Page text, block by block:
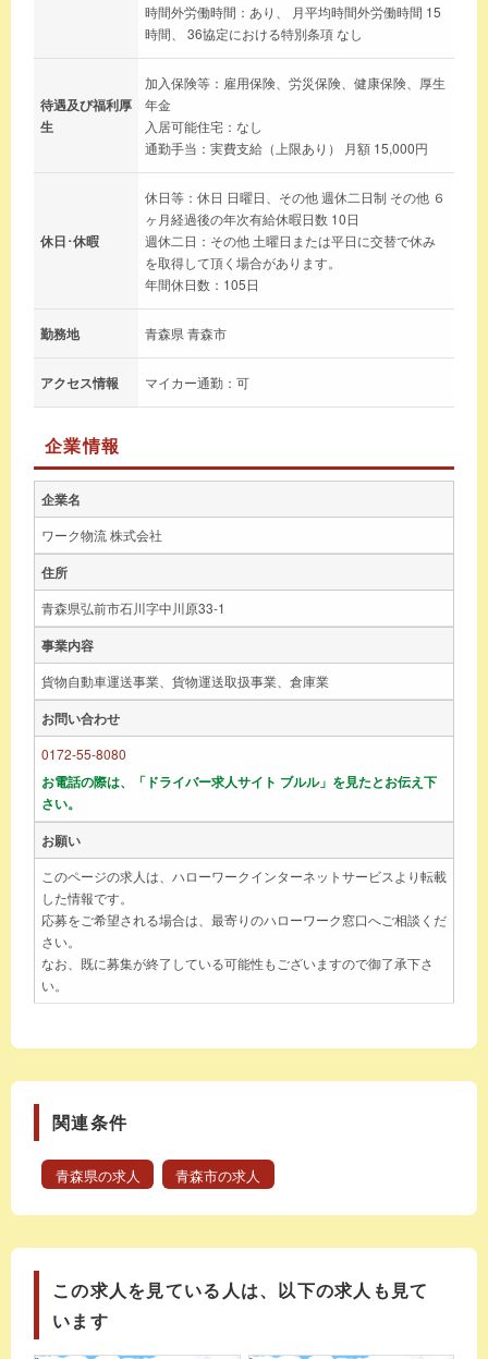
時間外労働時間：あり、 月平均時間外労働時間 15
時間、 36協定における特別条項 なし
待遇及び福利厚
生
加入保険等：雇用保険、労災保険、健康保険、厚生
年金
入居可能住宅：なし
通勤手当：実費支給（上限あり） 月額 15,000円
休日･休暇
休日等：休日 日曜日、その他 週休二日制 その他 ６
ヶ月経過後の年次有給休暇日数 10日
週休二日：その他 土曜日または平日に交替で休み
を取得して頂く場合があります。
年間休日数：105日
勤務地 青森県 青森市
アクセス情報 マイカー通勤：可
企業情報
企業名
ワーク物流 株式会社
住所
青森県弘前市石川字中川原33-1
事業内容
貨物自動車運送事業、貨物運送取扱事業、倉庫業
お問い合わせ
0172-55-8080
お電話の際は、「ドライバー求人サイト ブルル」を見たとお伝え下
さい。
お願い
このページの求人は、ハローワークインターネットサービスより転載
した情報です。
応募をご希望される場合は、最寄りのハローワーク窓口へご相談くだ
さい。
なお、既に募集が終了している可能性もございますので御了承下さ
い。
関連条件
青森県の求人 青森市の求人
この求人を見ている人は、以下の求人も見て
います